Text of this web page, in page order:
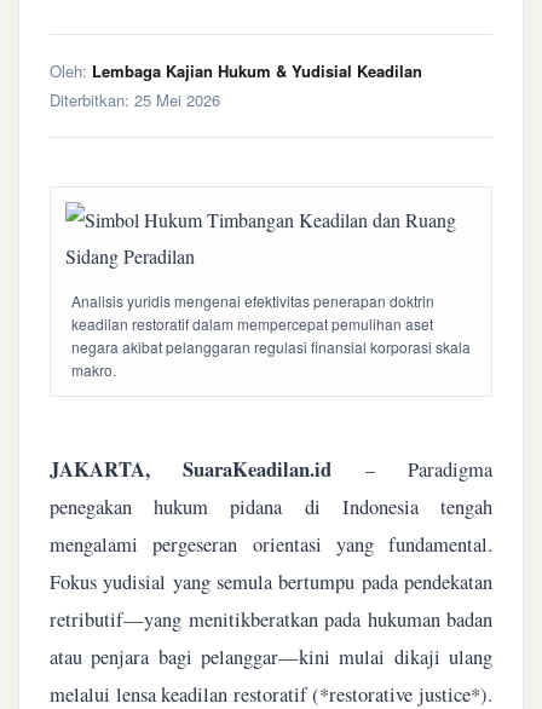
Oleh: Lembaga Kajian Hukum & Yudisial Keadilan
Diterbitkan: 25 Mei 2026
Analisis yuridis mengenai efektivitas penerapan doktrin
keadilan restoratif dalam mempercepat pemulihan aset
negara akibat pelanggaran regulasi finansial korporasi skala
makro.
JAKARTA, SuaraKeadilan.id – Paradigma
penegakan hukum pidana di Indonesia tengah
mengalami pergeseran orientasi yang fundamental.
Fokus yudisial yang semula bertumpu pada pendekatan
retributif—yang menitikberatkan pada hukuman badan
atau penjara bagi pelanggar—kini mulai dikaji ulang
melalui lensa keadilan restoratif (*restorative justice*).